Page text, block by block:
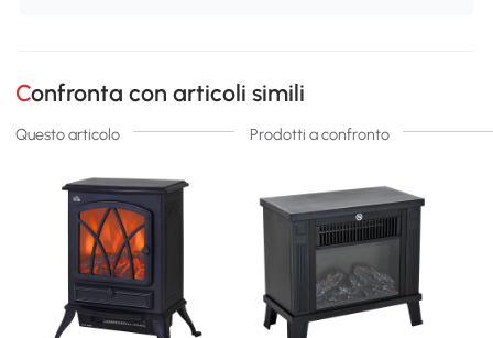
Confronta con articoli simili
Questo articolo Prodotti a confronto